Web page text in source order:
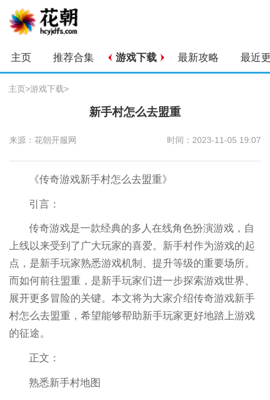
主页 推荐合集 游戏下载 最新攻略 最近
主页>游戏下载>
新手村怎么去盟重
来源：花朝开服网 时间：2023-11-05 19:07
《传奇游戏新手村怎么去盟重》
引言：
传奇游戏是一款经典的多人在线角色扮演游戏，自
上线以来受到了广大玩家的喜爱。新手村作为游戏的起
点，是新手玩家熟悉游戏机制、提升等级的重要场所。
而如何前往盟重，是新手玩家们进一步探索游戏世界、
展开更多冒险的关键。本文将为大家介绍传奇游戏新手
村怎么去盟重，希望能够帮助新手玩家更好地踏上游戏
的征途。
正文：
熟悉新手村地图